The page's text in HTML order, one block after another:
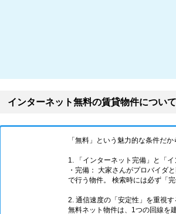
インターネット無料の賃貸物件につい
「無料」という魅力的な条件だ
1. 「インターネット完備」と「
・完備： 大家さんがプロバイダ
で行う物件。 検索時には必ず「
2. 通信速度の「安定性」を重視
無料ネット物件は、1つの回線を